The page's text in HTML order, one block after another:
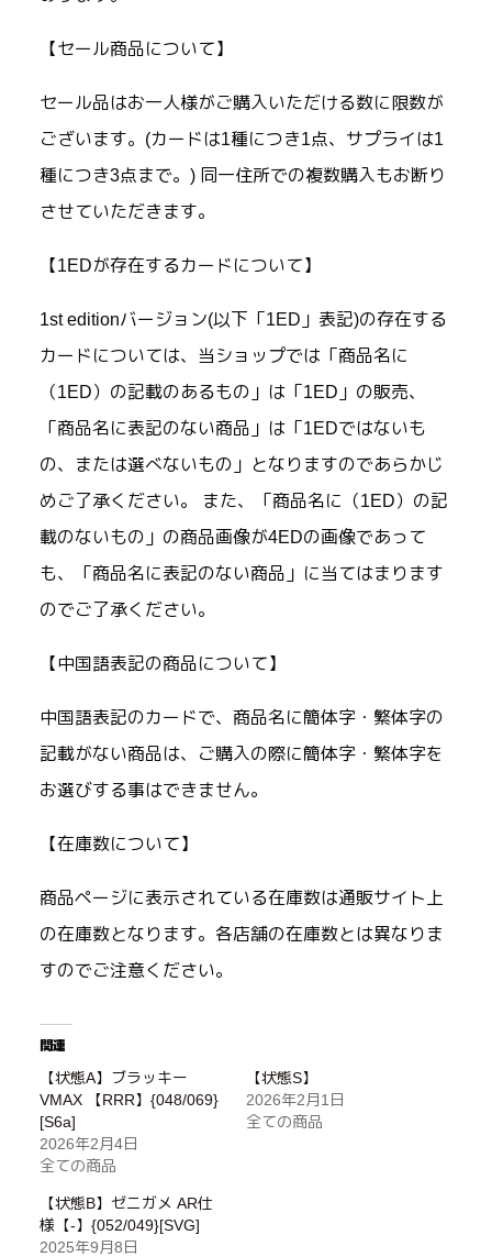
【セール商品について】
セール品はお一人様がご購入いただける数に限数が
ございます。(カードは1種につき1点、サプライは1
種につき3点まで。) 同一住所での複数購入もお断り
させていただきます。
【1EDが存在するカードについて】
1st editionバージョン(以下「1ED」表記)の存在する
カードについては、当ショップでは「商品名に
（1ED）の記載のあるもの」は「1ED」の販売、
「商品名に表記のない商品」は「1EDではないも
の、または選べないもの」となりますのであらかじ
めご了承ください。 また、「商品名に（1ED）の記
載のないもの」の商品画像が4EDの画像であって
も、「商品名に表記のない商品」に当てはまります
のでご了承ください。
【中国語表記の商品について】
中国語表記のカードで、商品名に簡体字・繁体字の
記載がない商品は、ご購入の際に簡体字・繁体字を
お選びする事はできません。
【在庫数について】
商品ページに表示されている在庫数は通販サイト上
の在庫数となります。各店舗の在庫数とは異なりま
すのでご注意ください。
関連
【状態A】ブラッキー
VMAX 【RRR】{048/069}
[S6a]
2026年2月4日
全ての商品
【状態S】
2026年2月1日
全ての商品
【状態B】ゼニガメ AR仕
様【-】{052/049}[SVG]
2025年9月8日